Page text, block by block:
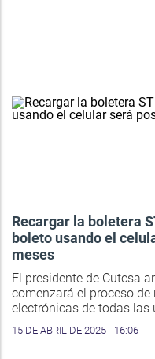
Recargar la boletera
boleto usando el
meses
El presidente de Cutcsa
comenzará el proceso
electrónicas de todas las
15 DE ABRIL DE 2025 - 16:06